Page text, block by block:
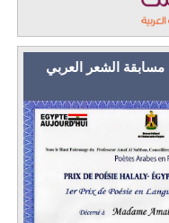
مسابقة الشعر العربي